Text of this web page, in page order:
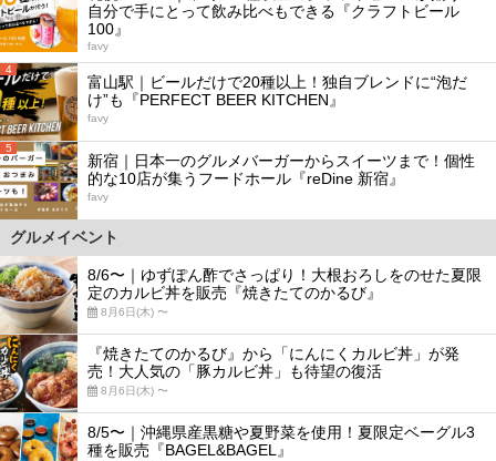
自分で手にとって飲み比べもできる『クラフトビール
100』
favy
4
富山駅｜ビールだけで20種以上！独自ブレンドに“泡だ
け”も『PERFECT BEER KITCHEN』
favy
5
新宿｜日本一のグルメバーガーからスイーツまで！個性
的な10店が集うフードホール『reDine 新宿』
favy
グルメイベント
8/6〜｜ゆずぽん酢でさっぱり！大根おろしをのせた夏限
定のカルビ丼を販売『焼きたてのかるび』
8月6日(木) 〜
『焼きたてのかるび』から「にんにくカルビ丼」が発
売！大人気の「豚カルビ丼」も待望の復活
8月6日(木) 〜
8/5〜｜沖縄県産黒糖や夏野菜を使用！夏限定ベーグル3
種を販売『BAGEL&BAGEL』